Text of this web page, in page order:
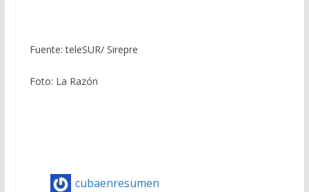
Fuente: teleSUR/ Sirepre
Foto: La Razón
cubaenresumen